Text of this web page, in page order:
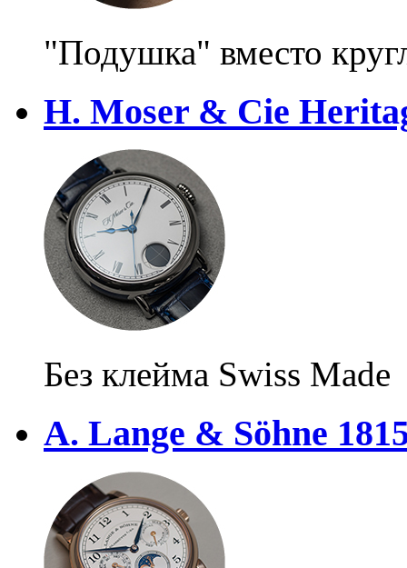
"Подушка" вместо
H. Moser & Cie
Без клейма Swiss Made
A. Lange & Söhne